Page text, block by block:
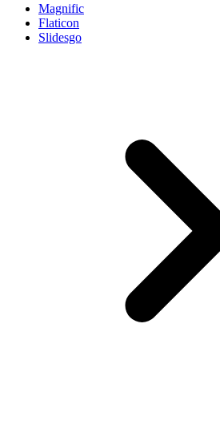
Magnific
Flaticon
Slidesgo